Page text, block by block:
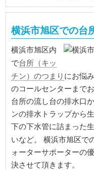
横浜市旭区での台
横浜市旭区内
で台所（キッ
チン）のつまり にお悩
のコールセンターまで
台所の流し台の排水口
ンの排水トラップから
下の下水管に詰まった
いなど。 横浜市旭区で
ォーターサポーターの
決させて頂きます。